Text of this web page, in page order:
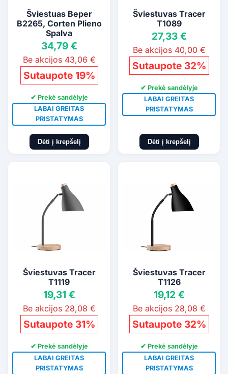
Šviestuas Beper
B2265, Corten Plieno
Spalva
34,79 €
Be akcijos 43,06 €
Sutaupote 19%
✔ Prekė sandėlyje
LABAI GREITAS
PRISTATYMAS
Dėti į krepšelį
Šviestuvas Tracer
T1089
27,33 €
Be akcijos 40,00 €
Sutaupote 32%
✔ Prekė sandėlyje
LABAI GREITAS
PRISTATYMAS
Dėti į krepšelį
Šviestuvas Tracer
T1119
19,31 €
Be akcijos 28,08 €
Sutaupote 31%
✔ Prekė sandėlyje
LABAI GREITAS
PRISTATYMAS
Šviestuvas Tracer
T1126
19,12 €
Be akcijos 28,08 €
Sutaupote 32%
✔ Prekė sandėlyje
LABAI GREITAS
PRISTATYMAS